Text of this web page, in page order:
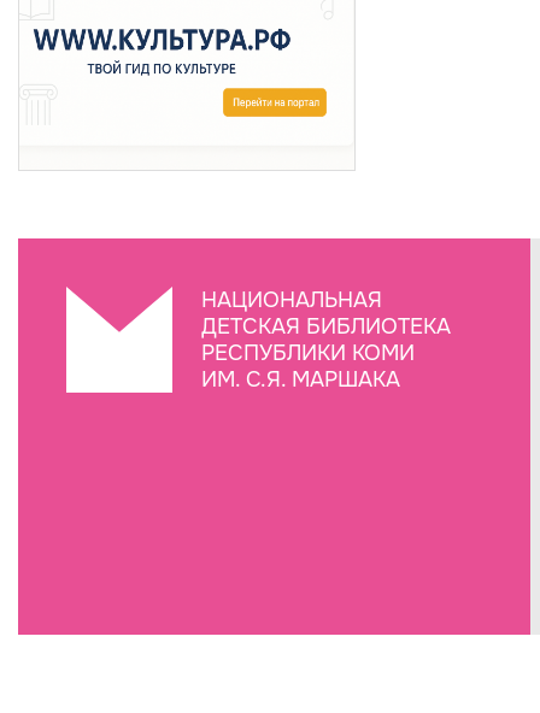
НАЦИОНАЛЬНАЯ
ДЕТСКАЯ БИБЛИОТЕКА
РЕСПУБЛИКИ КОМИ
ИМ. С.Я. МАРШАКА